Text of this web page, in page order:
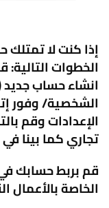
إذا كنت لا تمتلك
الخطوات
الشخصية/ وفور
الإعدادات وقم
تجاري كما بينا
قم بربط حسابك
الخاصة بالأعمال